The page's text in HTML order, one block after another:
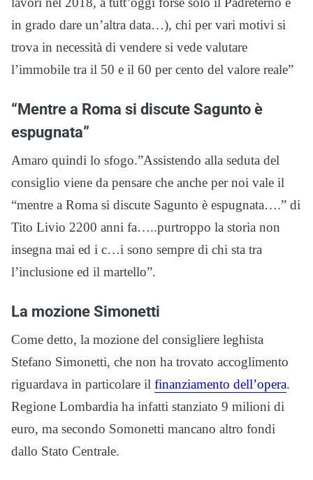
in grado dare un’altra data…), chi per vari motivi si
trova in necessità di vendere si vede valutare
l’immobile tra il 50 e il 60 per cento del valore reale”
“Mentre a Roma si discute Sagunto è
espugnata”
Amaro quindi lo sfogo.”Assistendo alla seduta del
consiglio viene da pensare che anche per noi vale il
“mentre a Roma si discute Sagunto è espugnata….” di
Tito Livio 2200 anni fa…..purtroppo la storia non
insegna mai ed i c…i sono sempre di chi sta tra
l’inclusione ed il martello”.
La mozione Simonetti
Come detto, la mozione del consigliere leghista
Stefano Simonetti, che non ha trovato accoglimento
riguardava in particolare il finanziamento dell’opera.
Regione Lombardia ha infatti stanziato 9 milioni di
euro, ma secondo Somonetti mancano altro fondi
dallo Stato Centrale.